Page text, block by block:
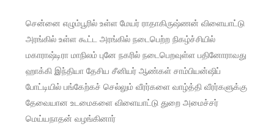
சென்னை எழும்பூரில் உள்ள மேயர் ராதாகிருஷ்ணன் விளையாட்டு
அரங்கில் உள்ள கூட்ட அரங்கில் நடைபெற்ற நிகழ்ச்சியில்
மகாராஷ்டிரா மாநிலம் புனே நகரில் நடைபெறவுள்ள பதினோராவது
ஹாக்கி இந்தியா தேசிய சீனியர் ஆண்கள் சாம்பியன்ஷிப்
போட்டியில் பங்கேற்கச் செல்லும் வீரர்களை வாழ்த்தி வீரர்களுக்கு
தேவையான உடமைகளை விளையாட்டு துறை அமைச்சர்
மெய்யநாதன் வழங்கினார்